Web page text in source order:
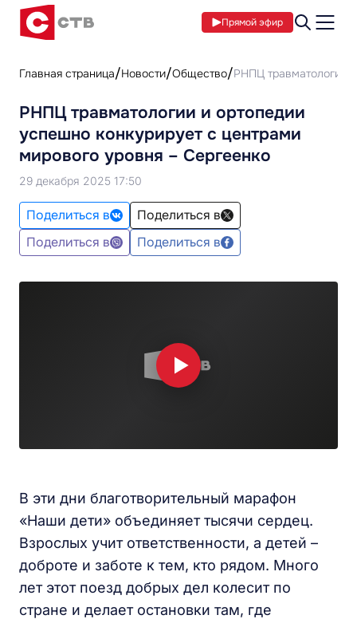
Прямой эфир
Главная страница Новости Общество РНПЦ травматологии
РНПЦ травматологии и ортопедии
успешно конкурирует с центрами
мирового уровня – Сергеенко
29 декабря 2025 17:50
Поделиться в
Поделиться в
Поделиться в
Поделиться в
В эти дни благотворительный марафон
«Наши дети» объединяет тысячи сердец.
Взрослых учит ответственности, а детей –
доброте и заботе к тем, кто рядом. Много
лет этот поезд добрых дел колесит по
стране и делает остановки там, где